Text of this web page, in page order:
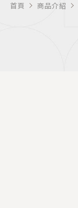
首頁 商品介紹